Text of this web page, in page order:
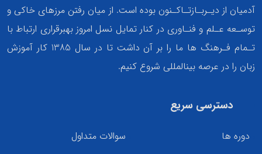
آدمیان از دیـربـازتـاکـنون بوده است. از میان رفتن مرزهای خاکی و
توسـعه عـلم و فنـاوری در کنار تمایل نسل امروز بهبرقراری ارتباط با
تـمام فـرهنگ ها ما را بر آن داشت تا در سال 1385 کار آموزش
زبان را در عرصه بینالمللی شروع کنیم.
دسترسی سریع
دوره ها
سوالات متداول